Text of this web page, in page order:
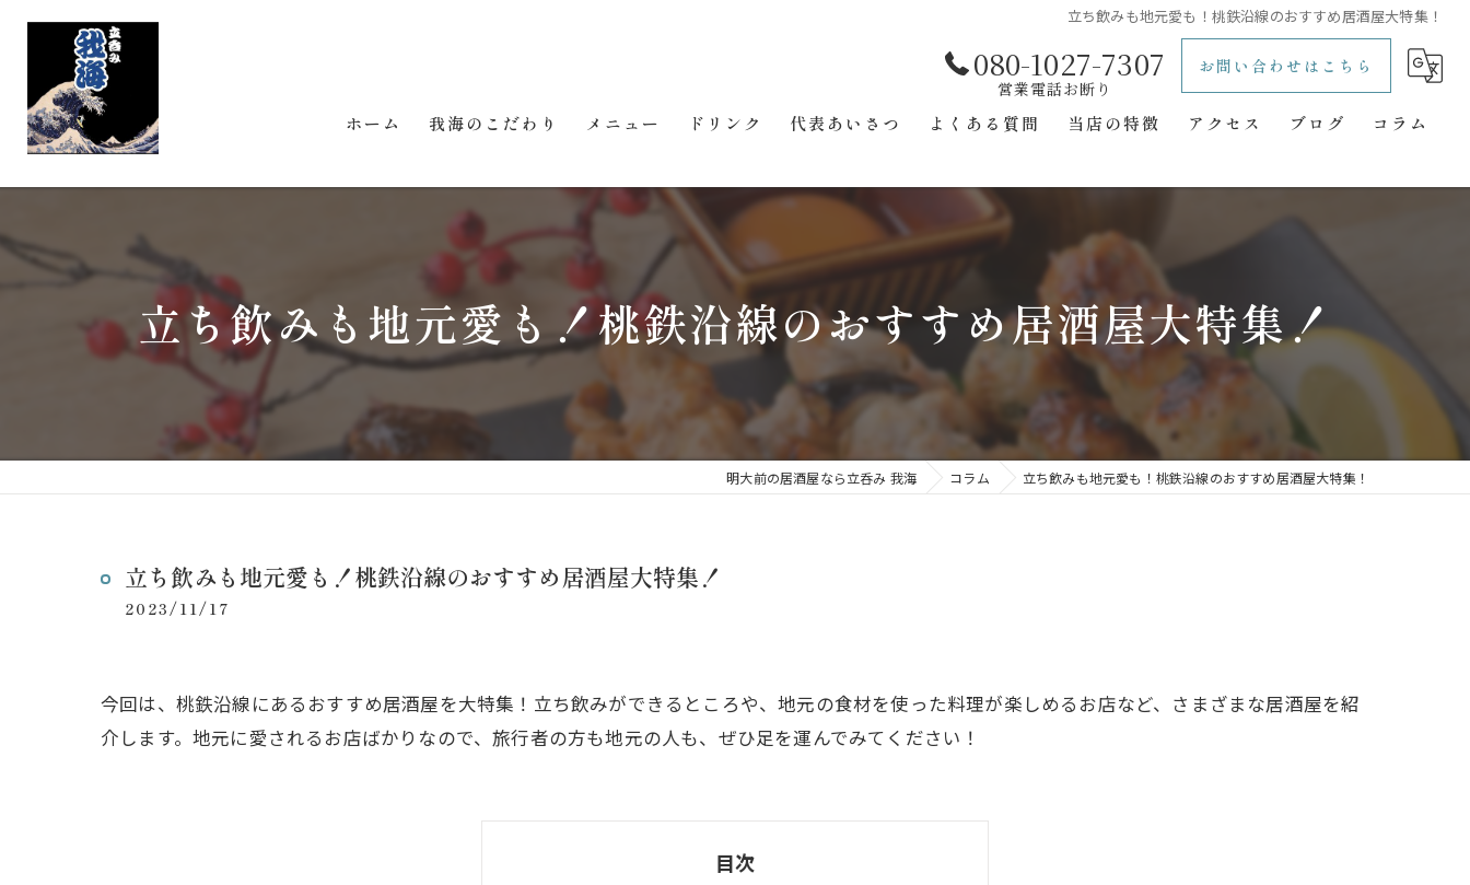
立ち飲みも地元愛も！桃鉄沿線のおすすめ居酒屋大特集！
080-1027-7307 お問い合わせはこちら
ホーム 我海のこだわり メニュー ドリンク 代表あいさつ よくある質問 当店の特徴
立ち飲み
二次会
隠れ家
アクセス ブログ コラム
立ち飲みも地元愛も！桃鉄沿線のおすすめ居酒屋大特集！
明大前の居酒屋なら立呑み 我海 コラム 立ち飲みも地元愛も！桃鉄沿線のおすすめ居酒屋大特集！
立ち飲みも地元愛も！桃鉄沿線のおすすめ居酒屋大特集！
2023/11/17
今回は、桃鉄沿線にあるおすすめ居酒屋を大特集！立ち飲みができるところや、地元の食材を使った料理が楽しめるお店など、さまざまな居酒屋を紹
介します。地元に愛されるお店ばかりなので、旅行者の方も地元の人も、ぜひ足を運んでみてください！
目次